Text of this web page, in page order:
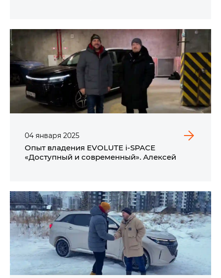
04 января 2025
Опыт владения EVOLUTE i‑SPACE
«Доступный и современный». Алексей